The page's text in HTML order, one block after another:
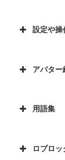
設定や操
アバター
用語集
ロブロ